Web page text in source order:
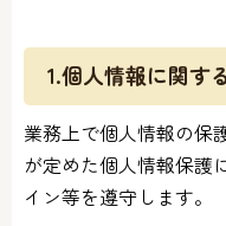
1.個人情報に関す
業務上で個人情報の保
が定めた個人情報保護
イン等を遵守します。